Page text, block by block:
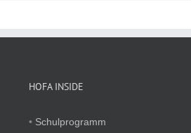
HOFA INSIDE
• Schulprogramm